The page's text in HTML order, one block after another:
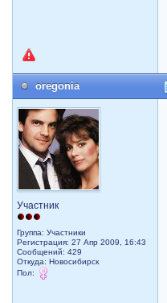
oregonia
Участник
Группа: Участники
Регистрация: 27 Апр 2009, 16:43
Сообщений: 429
Откуда: Новосибирск
Пол: